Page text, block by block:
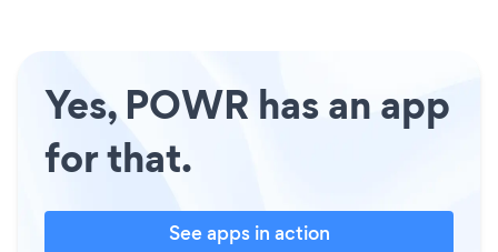
Yes, POWR has an app
for that.
See apps in action